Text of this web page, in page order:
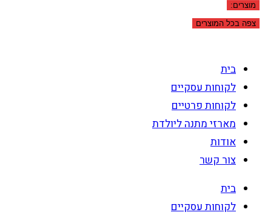
מוצרים:
צפה בכל המוצרים
בית
לקוחות עסקיים
לקוחות פרטיים
מארזי מתנה ליולדת
אודות
צור קשר
בית
לקוחות עסקיים